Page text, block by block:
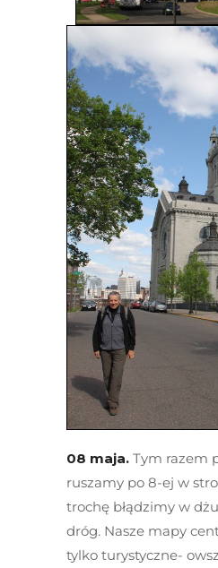
08 maja. Tym razem
ruszamy po 8-ej w
trochę błądzimy w
dróg. Nasze mapy
tylko turystyczne-